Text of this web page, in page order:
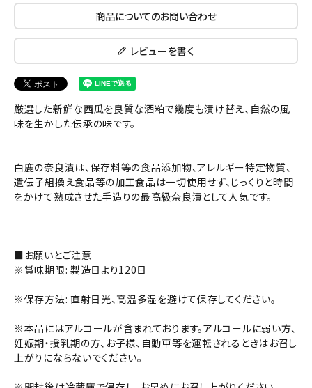
商品についてのお問い合わせ
レビューを書く
厳選した新鮮な西瓜を良質な酒粕で幾度も漬け替え、自然の風
味を生かした伝承の味です。
白鹿の奈良漬は、保存料等の食品添加物、アレルギー特定物質、
遺伝子組換え食品等の加工食品は一切使用せず、じっくりと時間
をかけて熟成させた手造りの最高級奈良漬として人気です。
■お願いとご注意
※賞味期限: 製造日より120日
※保存方法: 直射日光、高温多湿を避けて保存してください。
※本品にはアルコールが含まれております。アルコールに弱い方、
妊娠期・授乳期の方、お子様、自動車等を運転されるときはお召し
上がりにならないでください。